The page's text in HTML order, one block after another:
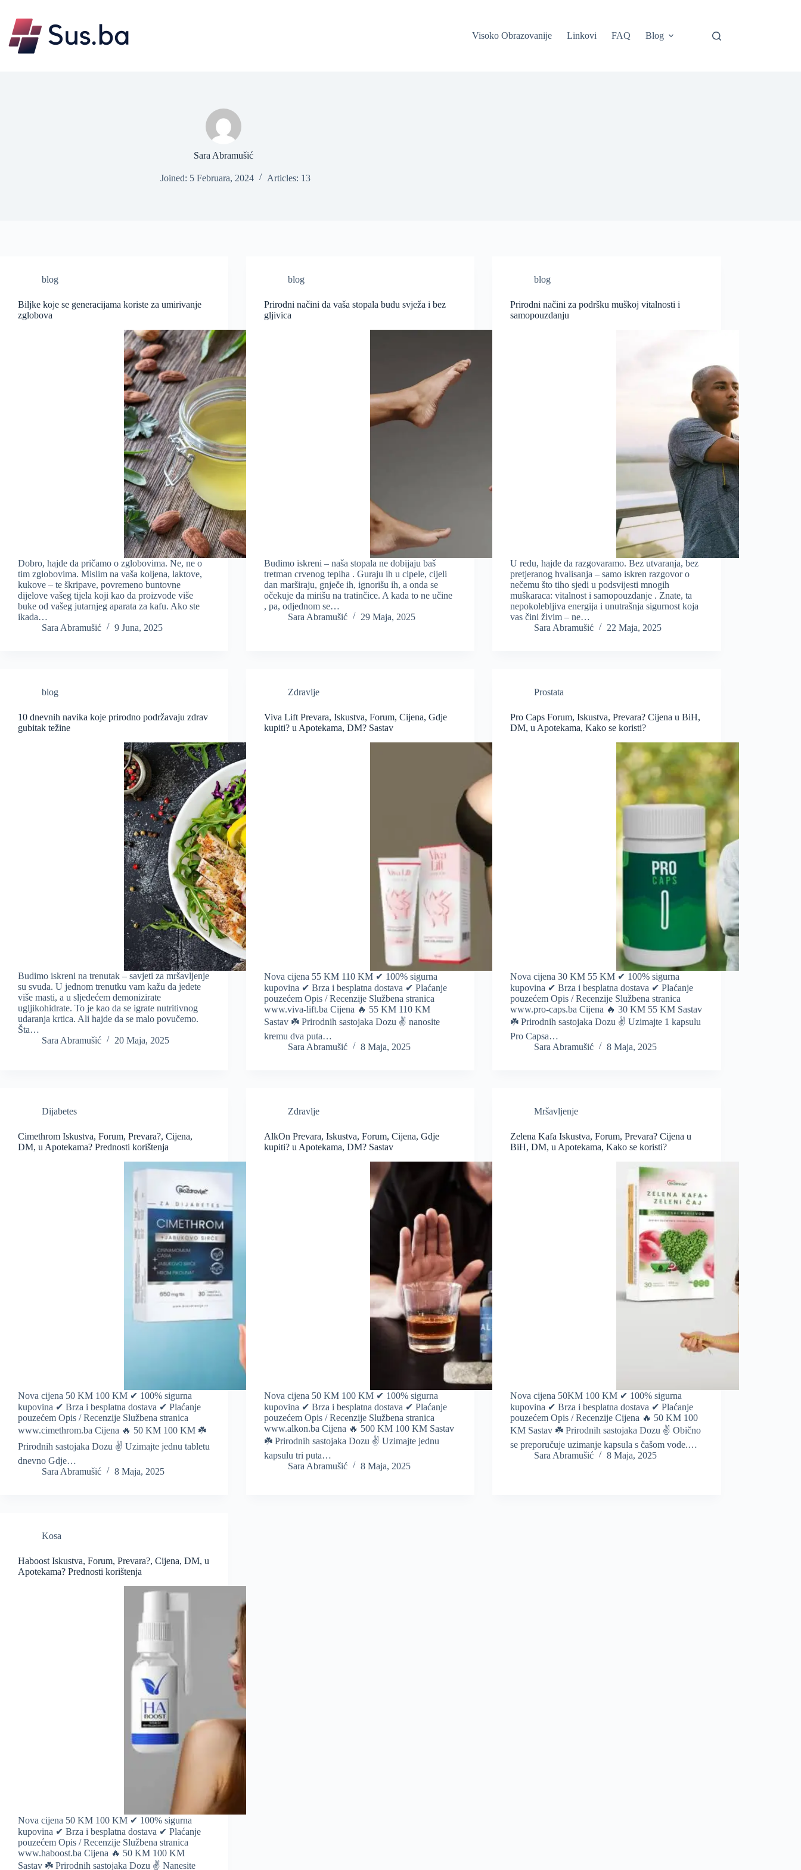
content
Visoko Obrazovanije
Linkovi FAQ Blog
Sara Abramušić
Joined: 5 Februara, 2024 Articles: 13
blog
Biljke koje se generacijama koriste za umirivanje
zglobova
Dobro, hajde da pričamo o zglobovima. Ne, ne o
tim zglobovima. Mislim na vaša koljena, laktove,
kukove – te škripave, povremeno buntovne
dijelove vašeg tijela koji kao da proizvode više
buke od vašeg jutarnjeg aparata za kafu. Ako ste
ikada…
Sara Abramušić
9 Juna, 2025
blog
Prirodni načini da vaša stopala budu svježa i bez
gljivica
Budimo iskreni – naša stopala ne dobijaju baš
tretman crvenog tepiha . Guraju ih u cipele, cijeli
dan marširaju, gnječe ih, ignorišu ih, a onda se
očekuje da mirišu na tratinčice. A kada to ne učine
, pa, odjednom se…
Sara Abramušić
29 Maja, 2025
blog
Prirodni načini za podršku muškoj vitalnosti i
samopouzdanju
U redu, hajde da razgovaramo. Bez utvaranja, bez
pretjeranog hvalisanja – samo iskren razgovor o
nečemu što tiho sjedi u podsvijesti mnogih
muškaraca: vitalnost i samopouzdanje . Znate, ta
nepokolebljiva energija i unutrašnja sigurnost koja
vas čini živim – ne…
Sara Abramušić
22 Maja, 2025
blog
10 dnevnih navika koje prirodno podržavaju zdrav
gubitak težine
Budimo iskreni na trenutak – savjeti za mršavljenje
su svuda. U jednom trenutku vam kažu da jedete
više masti, a u sljedećem demonizirate
ugljikohidrate. To je kao da se igrate nutritivnog
udaranja krtica. Ali hajde da se malo povučemo.
Šta…
Sara Abramušić
20 Maja, 2025
Zdravlje
Viva Lift Prevara, Iskustva, Forum, Cijena, Gdje
kupiti? u Apotekama, DM? Sastav
Nova cijena 55 KM 110 KM ✔ 100% sigurna
kupovina ✔ Brza i besplatna dostava ✔ Plaćanje
pouzećem Opis / Recenzije Službena stranica
www.viva-lift.ba Cijena 🔥 55 KM 110 KM
Sastav ☘️ Prirodnih sastojaka Dozu ✌️ nanosite
kremu dva puta…
Sara Abramušić
8 Maja, 2025
Prostata
Pro Caps Forum, Iskustva, Prevara? Cijena u BiH,
DM, u Apotekama, Kako se koristi?
Nova cijena 30 KM 55 KM ✔ 100% sigurna
kupovina ✔ Brza i besplatna dostava ✔ Plaćanje
pouzećem Opis / Recenzije Službena stranica
www.pro-caps.ba Cijena 🔥 30 KM 55 KM Sastav
☘️ Prirodnih sastojaka Dozu ✌️ Uzimajte 1 kapsulu
Pro Capsa…
Sara Abramušić
8 Maja, 2025
Dijabetes
Cimethrom Iskustva, Forum, Prevara?, Cijena,
DM, u Apotekama? Prednosti korištenja
Nova cijena 50 KM 100 KM ✔ 100% sigurna
kupovina ✔ Brza i besplatna dostava ✔ Plaćanje
pouzećem Opis / Recenzije Službena stranica
www.cimethrom.ba Cijena 🔥 50 KM 100 KM ☘️
Prirodnih sastojaka Dozu ✌️ Uzimajte jednu tabletu
dnevno Gdje…
Sara Abramušić
8 Maja, 2025
Zdravlje
AlkOn Prevara, Iskustva, Forum, Cijena, Gdje
kupiti? u Apotekama, DM? Sastav
Nova cijena 50 KM 100 KM ✔ 100% sigurna
kupovina ✔ Brza i besplatna dostava ✔ Plaćanje
pouzećem Opis / Recenzije Službena stranica
www.alkon.ba Cijena 🔥 500 KM 100 KM Sastav
☘️ Prirodnih sastojaka Dozu ✌️ Uzimajte jednu
kapsulu tri puta…
Sara Abramušić
8 Maja, 2025
Mršavljenje
Zelena Kafa Iskustva, Forum, Prevara? Cijena u
BiH, DM, u Apotekama, Kako se koristi?
Nova cijena 50KM 100 KM ✔ 100% sigurna
kupovina ✔ Brza i besplatna dostava ✔ Plaćanje
pouzećem Opis / Recenzije Cijena 🔥 50 KM 100
KM Sastav ☘️ Prirodnih sastojaka Dozu ✌️ Obično
se preporučuje uzimanje kapsula s čašom vode.…
Sara Abramušić
8 Maja, 2025
Kosa
Haboost Iskustva, Forum, Prevara?, Cijena, DM, u
Apotekama? Prednosti korištenja
Nova cijena 50 KM 100 KM ✔ 100% sigurna
kupovina ✔ Brza i besplatna dostava ✔ Plaćanje
pouzećem Opis / Recenzije Službena stranica
www.haboost.ba Cijena 🔥 50 KM 100 KM
Sastav ☘️ Prirodnih sastojaka Dozu ✌️ Nanesite